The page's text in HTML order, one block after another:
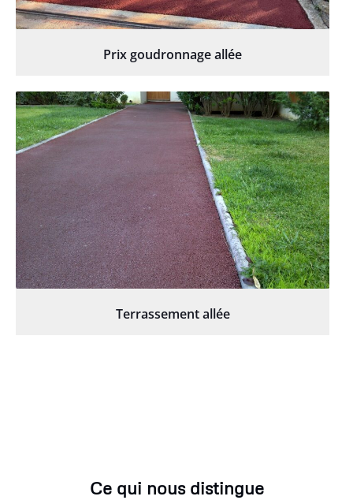
Prix goudronnage allée
Terrassement allée
Ce qui nous distingue